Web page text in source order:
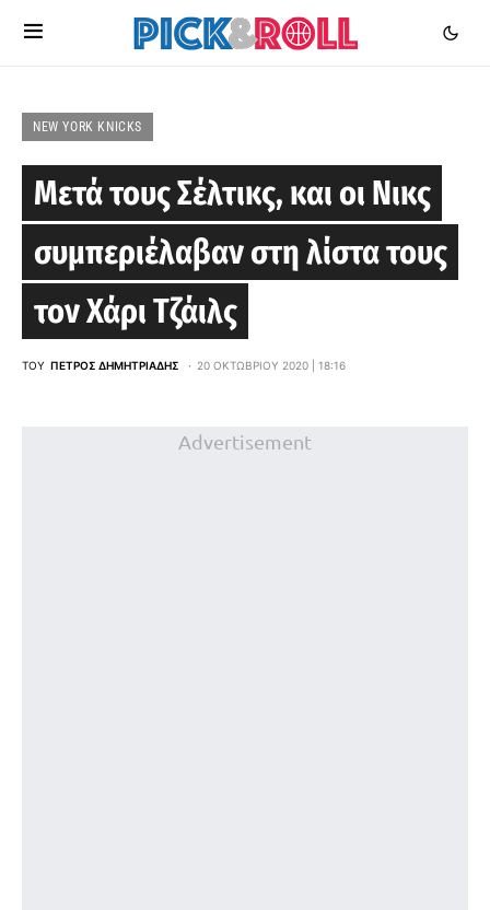
NEW YORK KNICKS
Μετά τους Σέλτικς, και οι Νικς
συμπεριέλαβαν στη λίστα τους
τον Χάρι Τζάιλς
ΤΟΥ ΠΈΤΡΟΣ ΔΗΜΗΤΡΙΆΔΗΣ 20 ΟΚΤΩΒΡΊΟΥ 2020 | 18:16
Advertisement